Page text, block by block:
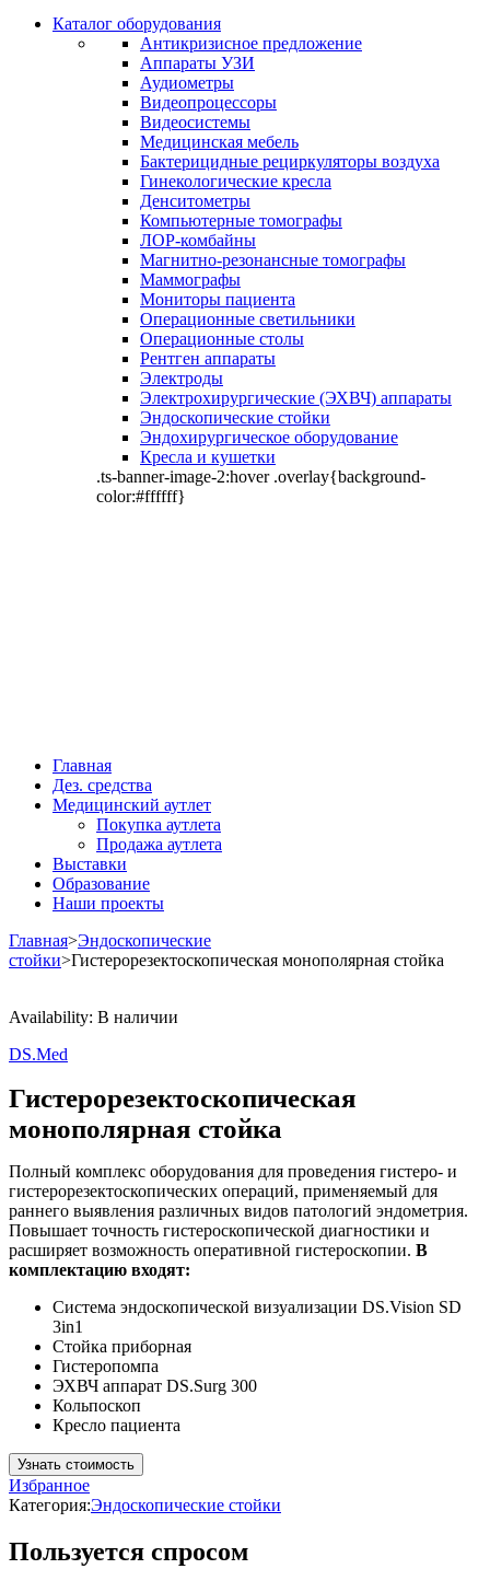
Каталог оборудования
Антикризисное предложение
Аппараты УЗИ
Аудиометры
Видеопроцессоры
Видеосистемы
Медицинская мебель
Бактерицидные рециркуляторы воздуха
Гинекологические кресла
Денситометры
Компьютерные томографы
ЛОР-комбайны
Магнитно-резонансные томографы
Маммографы
Мониторы пациента
Операционные светильники
Операционные столы
Рентген аппараты
Электроды
Электрохирургические (ЭХВЧ) аппараты
Эндоскопические стойки
Эндохирургическое оборудование
Кресла и кушетки
.ts-banner-image-2:hover .overlay{background-
color:#ffffff}
Главная
Дез. средства
Медицинский аутлет
Покупка аутлета
Продажа аутлета
Выставки
Образование
Наши проекты
Главная>Эндоскопические
стойки>Гистерорезектоскопическая монополярная стойка
Availability: В наличии
DS.Med
Гистерорезектоскопическая
монополярная стойка
Полный комплекс оборудования для проведения гистеро- и
гистерорезектоскопических операций, применяемый для
раннего выявления различных видов патологий эндометрия.
Повышает точность гистероскопической диагностики и
расширяет возможность оперативной гистероскопии. В
комплектацию входят:
Система эндоскопической визуализации DS.Vision SD
3in1
Стойка приборная
Гистеропомпа
ЭХВЧ аппарат DS.Surg 300
Кольпоскоп
Кресло пациента
Узнать стоимость
Избранное
Категория:Эндоскопические стойки
Пользуется спросом